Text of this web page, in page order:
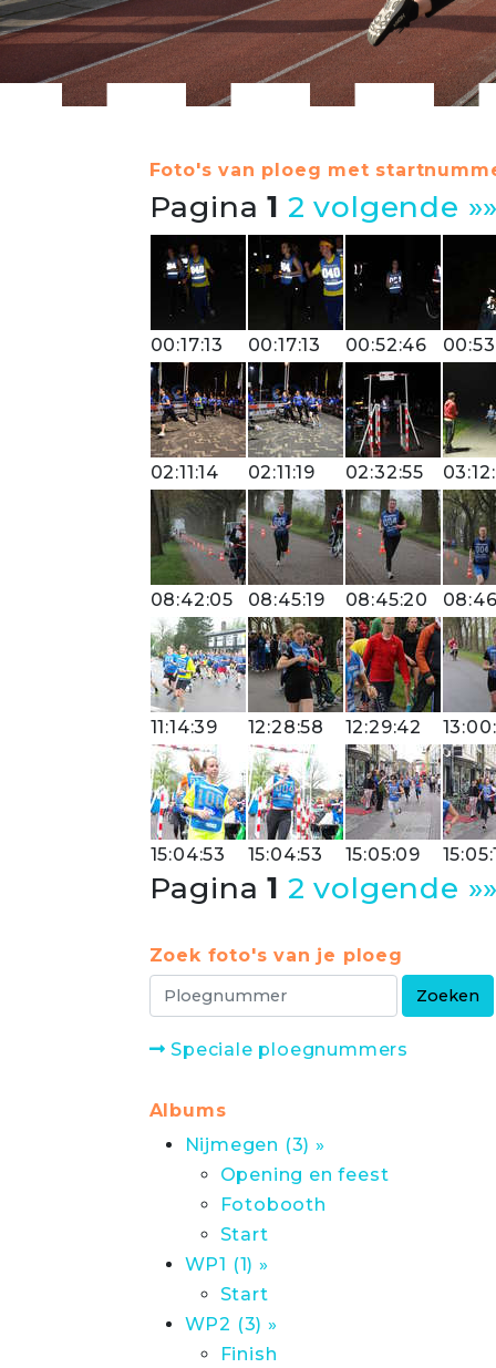
Foto's van ploeg met
Pagina1 2 volgende
00:17:13 00:17:13 00:52:46
02:11:14 02:11:19 02:32:55
08:42:05 08:45:19 08:45:20
11:14:39 12:28:58 12:29:42
15:04:53 15:04:53 15:05:09
Pagina1 2 volgende
Zoek foto's van je ploeg
Speciale ploegnummers
Albums
Nijmegen (3) »
Opening en feest
Fotobooth
Start
WP1 (1) »
Start
WP2 (3) »
Finish